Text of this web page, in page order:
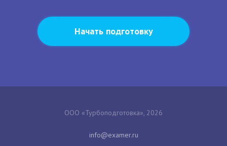
Начать подготовку
ООО «Турбоподготовка», 2026